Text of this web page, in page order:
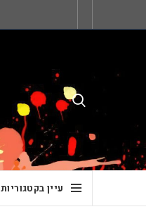
עיין בקטגוריות